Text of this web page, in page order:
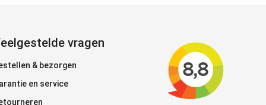
vragen
& bezorgen
en service